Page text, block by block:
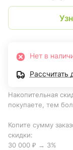
Нет в
Рассчитать
Накопительная
покупаете, тем
Копите сумму
скидки:
30 000 ₽ → 3%